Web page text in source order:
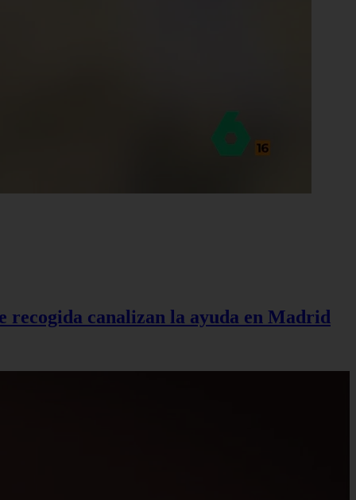
recogida canalizan la ayuda en Madrid